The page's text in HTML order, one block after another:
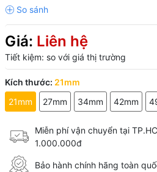
Giá: Liên hệ
Tiết kiệm: so với giá thị trường
Kích thước: 21mm
21mm
27mm 34mm 42mm
Miễn phí vận chuyển tại
1.000.000đ
Bảo hành chính hãng toàn